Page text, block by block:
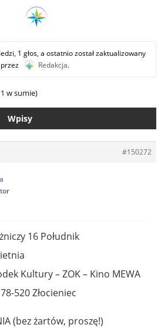
1 głos, a ostatnio został zaktualizowany
przez Redakcja.
w sumie)
Wpisy
#150272
16 Południk
Kultury – ZOK – Kino MEWA
520 Złocieniec
(bez żartów, proszę!)